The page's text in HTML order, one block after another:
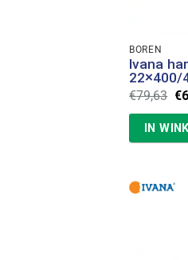
BOREN
Ivana
22×400/
€79,63 €
IN